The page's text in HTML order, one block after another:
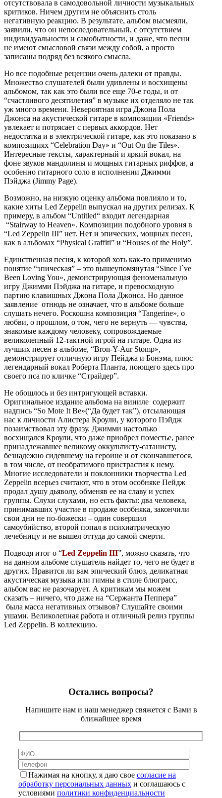
отсутствовала в самодовольной личности музыкальных
критиков. Ничем другим не объяснить столь
негативную реакцию. В результате, альбом высмеяли,
заявили, что он непоследовательный, с отсутствием
индивидуальности и самобытности, и даже, что песни
не имеют смысловой связи между собой, а просто
записаны подряд без всякого смысла.
Но все подобные рецензии очень далеки от правды.
Множество слушателей были удивлены и восхищены
альбомом, так как это были все еще 70-е годы, и от
“счастливого десятилетия” в музыке их отделяло не так
уж много времени. Невероятная игра Джона Пола
Джонса на акустической гитаре в композиции «Friends»
увлекает и потрясает с первых аккордов. Нет
недостатка и в электрической гитаре, как это показано в
композициях “Celebration Day» и “Out On the Tiles».
Интересные тексты, характерный и яркий вокал, на
фоне звуков мандолины и мощных гитарных риффов, а
особенно гитарного соло в исполнении Джимми
Пэйджа (Jimmy Page).
Возможно, на низкую оценку альбома повлияло и то,
какие хиты Led Zeppelin выпускал на других релизах. К
примеру, в альбом “Untitled“ входит легендарная
“Stairway to Heaven». Композиции подобного уровня в
“Led Zeppelin III” нет. Нет и эпических, мощных песен,
как в альбомах “Physical Graffiti” и “Houses of the Holy”.
Единственная песня, к которой хоть как-то применимо
понятие “эпическая” – это вышеупомянутая “Since I`ve
Been Loving You», демонстрирующая феноменальную
игру Джимми Пэйджа на гитаре, и превосходную
партию клавишных Джона Пола Джонса. Но данное
заявление отнюдь не означает, что в альбоме больше
слушать нечего. Роскошна композиция “Tangerine», о
любви, о прошлом, о том, чего не вернуть — чувства,
знакомые каждому человеку, сопровождаемые
великолепный 12-тактной игрой на гитаре. Одна из
лучших песен в альбоме, “Bron-Y-Aur Stomp»,
демонстрирует отличную игру Пейджа и Бонэма, плюс
легендарный вокал Роберта Планта, поющего здесь про
своего пса по кличке “Страйдер”.
Не обошлось и без интригующей вставки.
Оригинальное издание альбома на виниле содержит
надпись “So Mote It Be»(“Да будет так”), отсылающая
нас к личности Алистера Кроули, у которого Пэйдж
позаимствовал эту фразу. Джимми настолько
восхищался Кроули, что даже приобрел поместье, ранее
принадлежавшее великому оккультисту-сатанисту,
безнадежно сидевшему на героине и от скончавшегося,
в том числе, от необратимого пристрастия к нему.
Многие исследователи и поклонники творчества Led
Zeppelin всерьез считают, что в этом особняке Пейдж
продал душу дьяволу, обменяв ее на славу и успех
группы. Слухи слухами, но есть факты: два человека,
принимавших участие в продаже особняка, закончили
свои дни не по-божески – один совершил
самоубийство, второй попал в психиатрическую
лечебницу и не вышел оттуда до самой смерти.
Подводя итог о “Led Zeppelin III”, можно сказать, что
на данном альбоме слушатель найдет то, чего не будет в
других. Нравится ли вам эпический блюз, деликатная
акустическая музыка или гимны в стиле блюграсс,
альбом вас не разочарует. А критикам мы можем
сказать – ничего, что даже на “Сержанта Пеппера”
была масса негативных отзывов? Слушайте своими
ушами. Великолепная работа и отличный релиз группы
Led Zeppelin. В коллекцию.
Остались вопросы?
Напишите нам и наш менеджер свяжется с Вами в
ближайшее время
Нажимая на кнопку, я даю свое согласие на
обработку персональных данныхи соглашаюсь с
условиями политики конфиденциальности